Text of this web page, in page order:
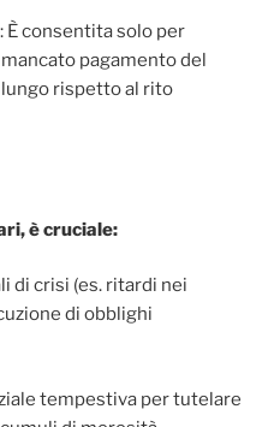
È consentita solo per
pagamento del
rispetto al rito
è cruciale:
di crisi (es. ritardi nei
di obblighi
tempestiva per tutelare